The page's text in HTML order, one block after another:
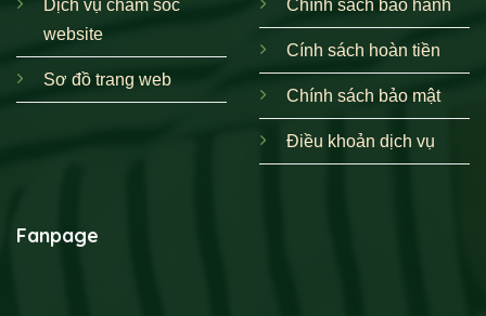
Dịch vụ chăm sóc
website
Sơ đồ trang web
Chính sách bảo hành
Cính sách hoàn tiền
Chính sách bảo mật
Điều khoản dịch vụ
Fanpage